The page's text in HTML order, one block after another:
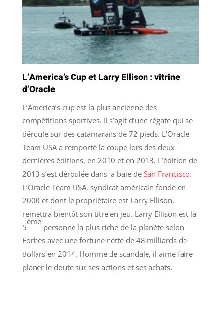
L’America’s Cup et Larry Ellison : vitrine
d’Oracle
L’America’s cup est la plus ancienne des
compétitions sportives. Il s’agit d’une régate qui se
déroule sur des catamarans de 72 pieds. L’Oracle
Team USA a remporté la coupe lors des deux
dernières éditions, en 2010 et en 2013. L’édition de
2013 s’est déroulée dans la baie de San Francisco.
L’Oracle Team USA, syndicat américain fondé en
2000 et dont le propriétaire est Larry Ellison,
remettra bientôt son titre en jeu. Larry Ellison est la
5
ème
personne la plus riche de la planète selon
Forbes avec une fortune nette de 48 milliards de
dollars en 2014. Homme de scandale, il aime faire
planer le doute sur ses actions et ses achats.